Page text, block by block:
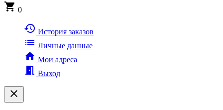
shopping_cart 0
history История заказов
list Личные данные
home Мои адреса
meeting_room Выход
clear